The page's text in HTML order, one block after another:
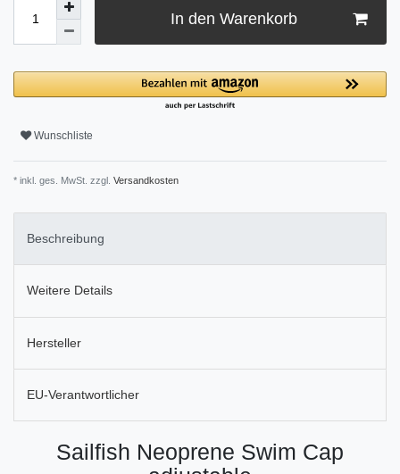
In den Warenkorb
Wunschliste
* inkl. ges. MwSt. zzgl. Versandkosten
Beschreibung
Weitere Details
Hersteller
EU-Verantwortlicher
Sailfish Neoprene Swim Cap